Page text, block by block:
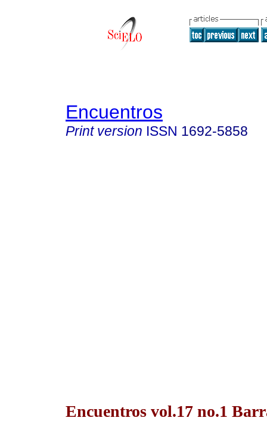
Encuentros
Print version ISSN 1692-5858
Encuentros vol.17 no.1